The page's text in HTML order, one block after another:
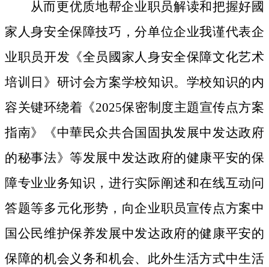
从而更优质地帮企业职员解读和把握好國
家人身安全保障技巧，分单位企业我谨代表企
业职员开发《全员國家人身安全保障文化艺术
培训日》研讨会方案学校知识。学校知识的内
容关键环绕着《2025保密制度主題宣传点方案
指南》《中華民众共合国固执发展中发达政府
的秘事法》等发展中发达政府的健康平安的保
障专业业务知识，进行实际阐述和在线互动问
答题等多元化形势，向企业职员宣传点方案中
国公民维护保养发展中发达政府的健康平安的
保障的机会义务和机会、此外生活方式中生活